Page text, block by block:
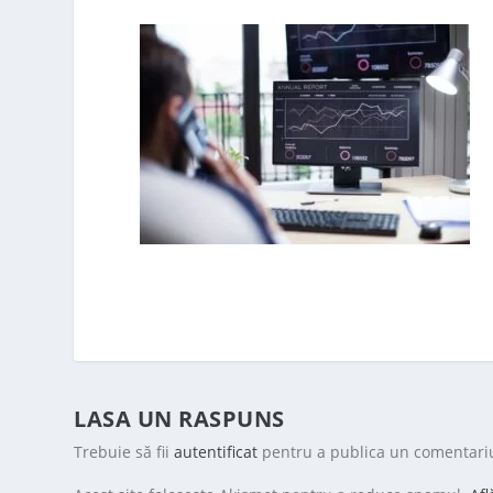
LASA UN RASPUNS
Trebuie să fiiautentificat pentru a publica un